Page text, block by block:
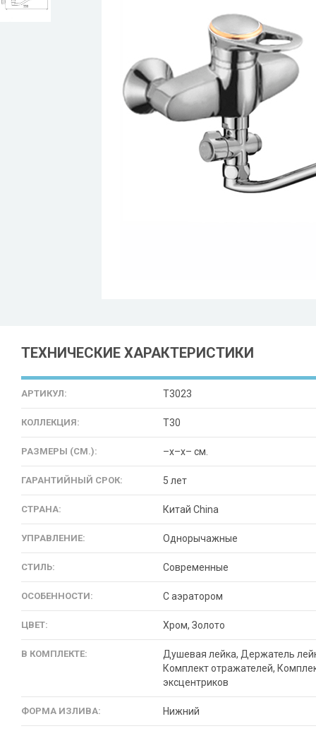
ТЕХНИЧЕСКИЕ ХАРАКТЕРИСТИКИ
АРТИКУЛ: T3023
КОЛЛЕКЦИЯ: T30
РАЗМЕРЫ (СМ.): –x–x– см.
ГАРАНТИЙНЫЙ СРОК: 5 лет
СТРАНА: Китай China
УПРАВЛЕНИЕ: Однорычажные
СТИЛЬ: Современные
ОСОБЕННОСТИ: С аэратором
ЦВЕТ: Хром, Золото
В КОМПЛЕКТЕ:
Душевая лейка, Держатель
Комплект отражателей,
эксцентриков
ФОРМА ИЗЛИВА: Нижний